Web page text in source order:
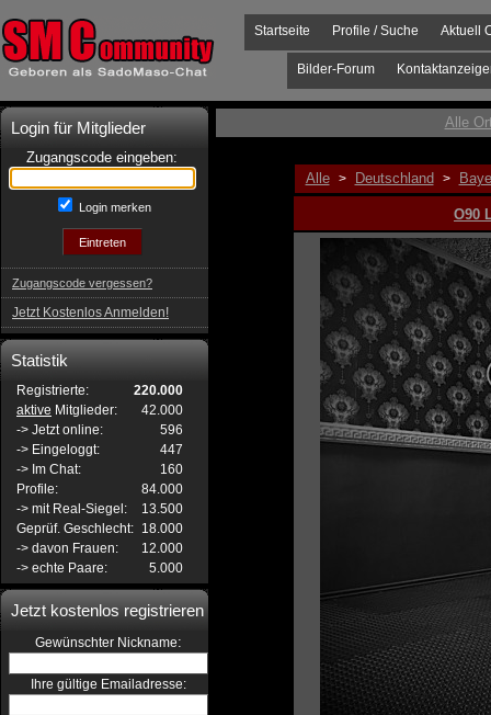
Aktuell
Profile / Suche
Startseite
Bilder-Forum
Login für Mitglieder
Zugangscode eingeben:
Login merken
Zugangscode vergessen?
Jetzt Kostenlos Anmelden!
Statistik
Registrierte:
220.000
aktive Mitglieder:
42.000
-> Jetzt online:
596
-> Eingeloggt:
447
-> Im Chat:
160
Profile:
84.000
-> mit Real-Siegel:
13.500
Geprüf. Geschlecht: 18.000
-> davon Frauen:
12.000
-> echte Paare:
5.000
Jetzt kostenlos registrieren
Gewünschter Nickname:
Ihre gültige Emailadresse:
Alle
Alle > Deutschland >
O90